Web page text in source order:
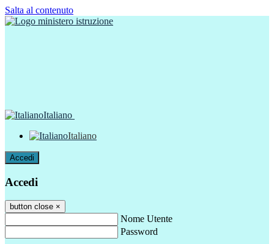
Salta al contenuto
Italiano
Italiano
Accedi
Accedi
button close ×
Nome Utente
Password